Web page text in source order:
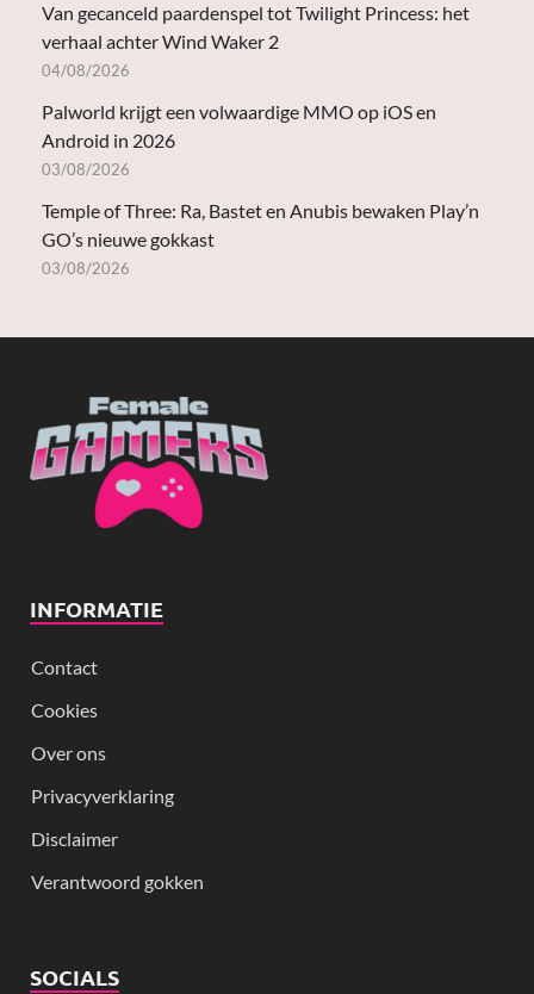
Van gecanceld paardenspel tot Twilight Princess: het
verhaal achter Wind Waker 2
04/08/2026
Palworld krijgt een volwaardige MMO op iOS en
Android in 2026
03/08/2026
Temple of Three: Ra, Bastet en Anubis bewaken Play’n
GO’s nieuwe gokkast
03/08/2026
INFORMATIE
Contact
Cookies
Over ons
Privacyverklaring
Disclaimer
Verantwoord gokken
SOCIALS